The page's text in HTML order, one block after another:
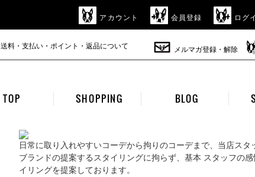
アカウント 会員登録 ログ
送料・支払い・ポイント・返品について メルマガ登録・解除
TOP SHOPPING BLOG
日常に取り入れやすいコーデから拘りのコーデまで、当店スタ
ブランドの提案するスタイリングに拘らず、基本 スタッフの
イリングを提案しております。